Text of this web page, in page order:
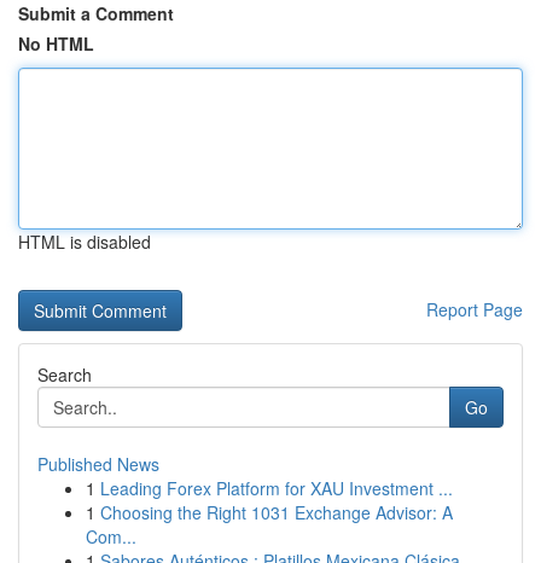
Submit a Comment
No HTML
HTML is disabled
Report Page
Search
Go
Published News
1 Leading Forex Platform for XAU Investment ...
1 Choosing the Right 1031 Exchange Advisor: A
Com...